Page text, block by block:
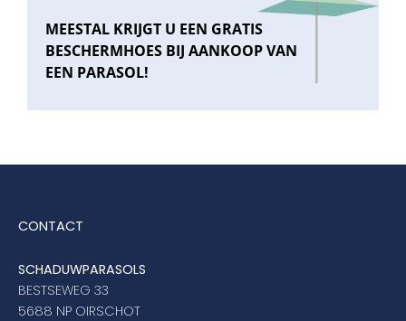
MEESTAL KRIJGT U EEN GRATIS
BESCHERMHOES BIJ AANKOOP VAN
EEN PARASOL!
CONTACT
SCHADUWPARASOLS
BESTSEWEG 33
5688 NP OIRSCHOT